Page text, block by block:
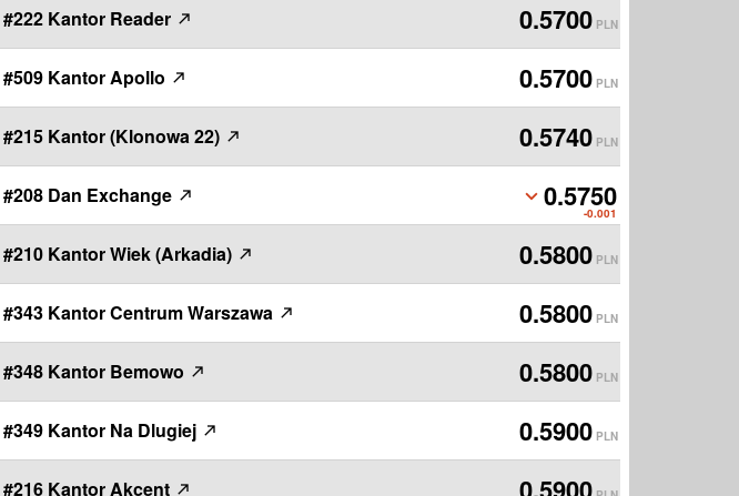
PLN
PLN
#222 Kantor Reader 0.5700 PLN
#509 Kantor Apollo 0.5700 PLN
#215 Kantor (Klonowa 22) 0.5740 PLN
#208 Dan Exchange 0.5750
-0.001
#210 Kantor Wiek (Arkadia) 0.5800 PLN
#343 Kantor Centrum Warszawa 0.5800 PLN
#348 Kantor Bemowo 0.5800 PLN
#349 Kantor Na Dlugiej 0.5900 PLN
#216 Kantor Akcent